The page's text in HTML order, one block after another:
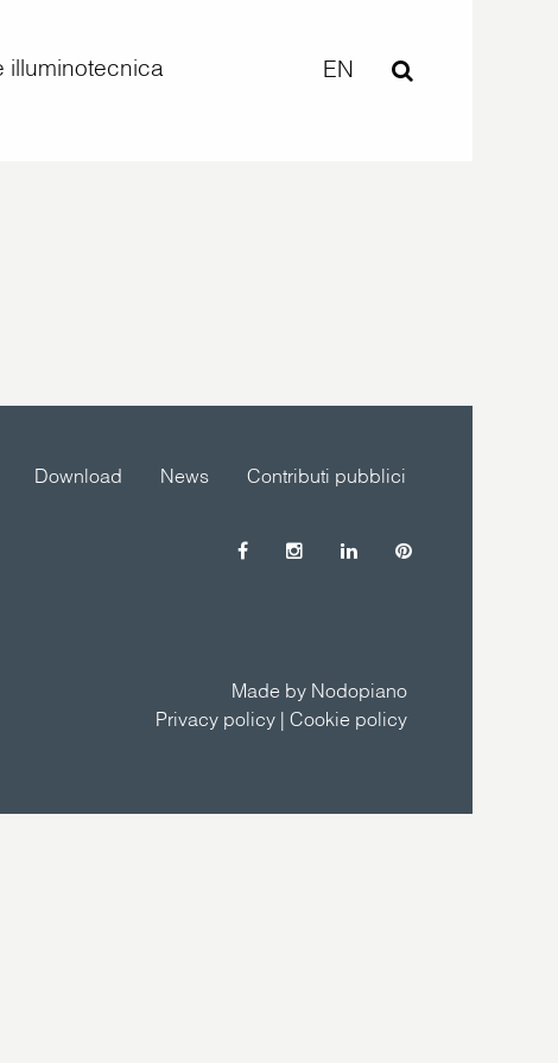
illuminotecnica EN
Contributi pubblici
News
Download
Made by Nodopiano
Privacy policy| Cookie policy